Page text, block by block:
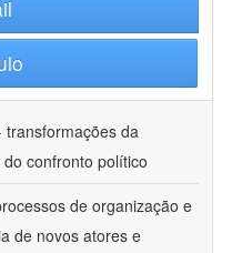
transformações da
confronto político
de organização e
de novos atores e